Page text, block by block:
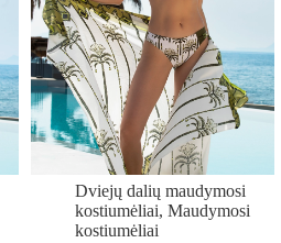
Dviejų dalių maudymosi
kostiumėliai,Maudymosi
kostiumėliai